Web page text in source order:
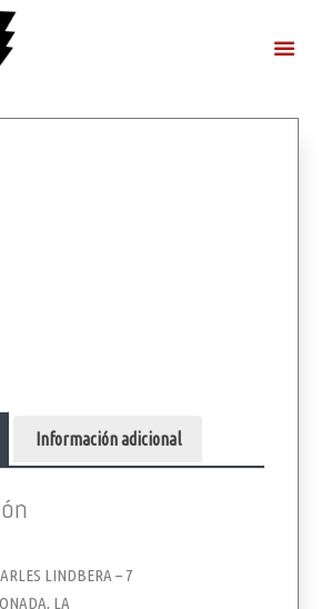
Información adicional
LINDBERA – 7
LA